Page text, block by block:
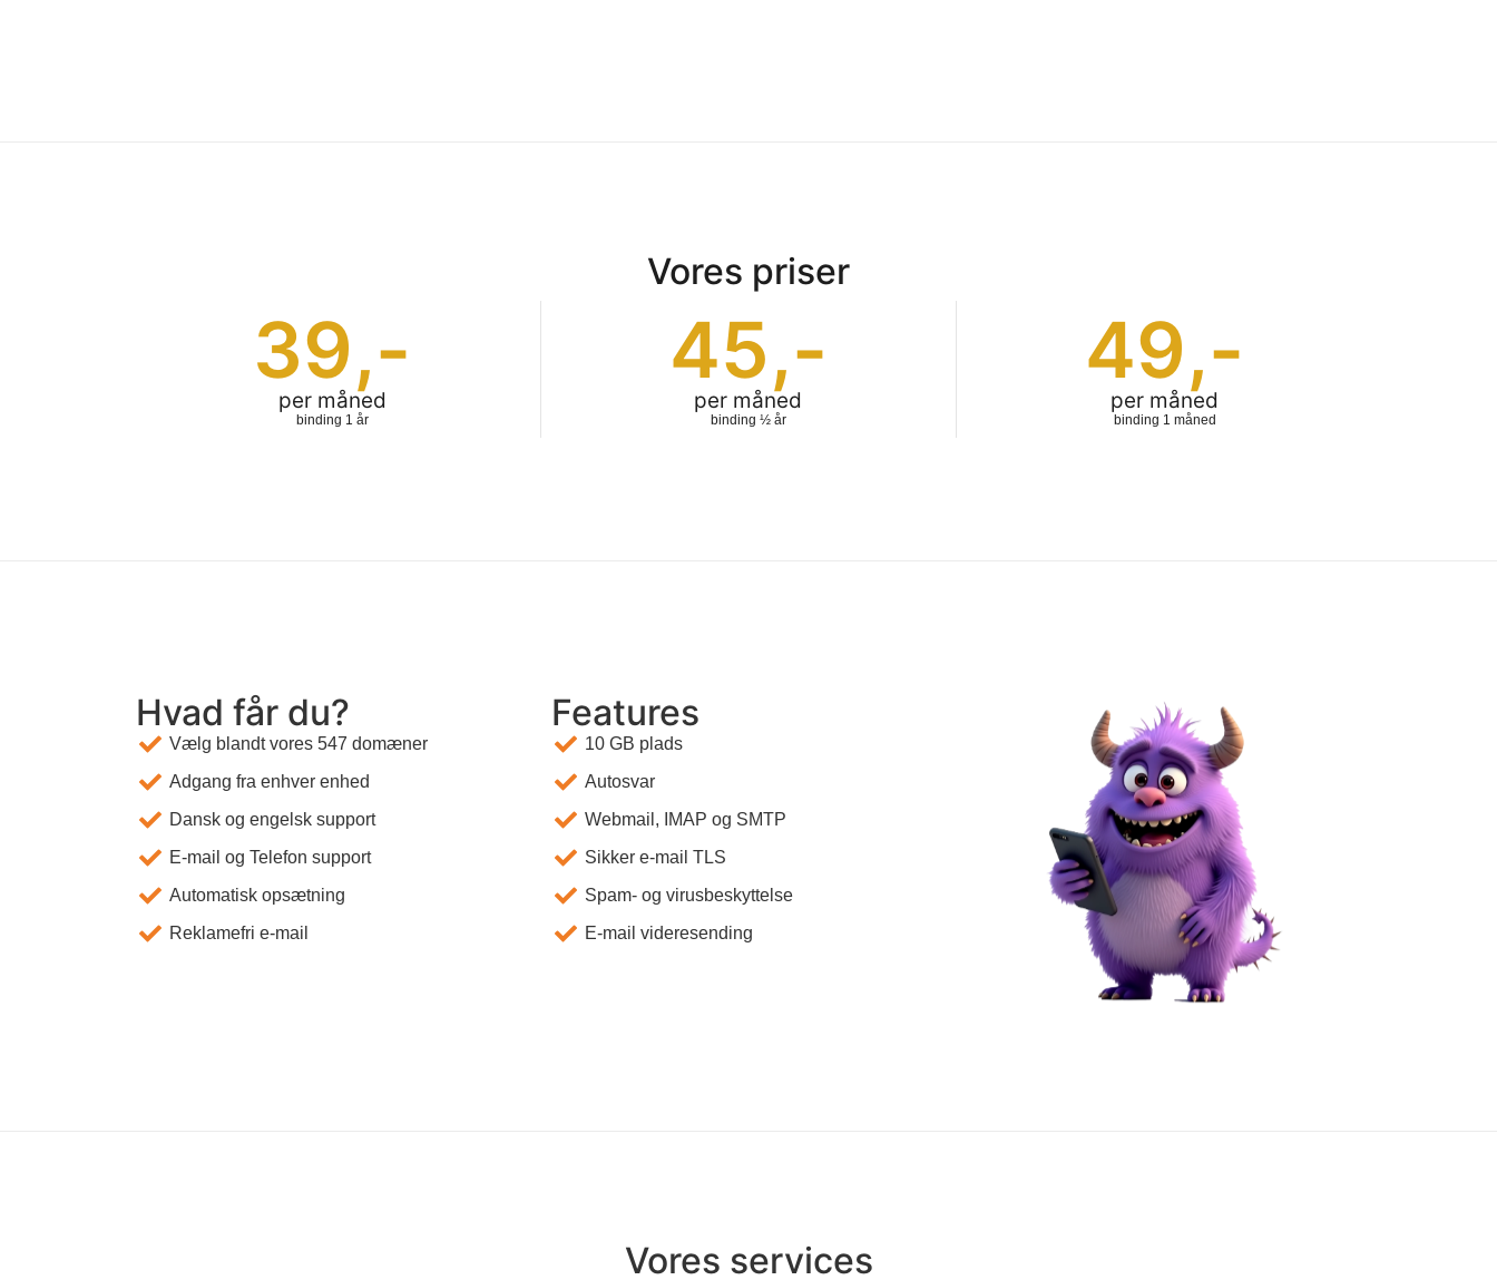
Vores priser
per måned
39,-
binding 1 år
per måned
45,-
binding ½ år
per måned
49,-
binding 1 måned
Hvad får du?
Vælg blandt vores 547 domæner
Adgang fra enhver enhed
Dansk og engelsk support
E-mail og Telefon support
Automatisk opsætning
Reklamefri e-mail
Features
10 GB plads
Autosvar
Webmail, IMAP og SMTP
Sikker e-mail TLS
Spam- og virusbeskyttelse
E-mail videresending
Vores services